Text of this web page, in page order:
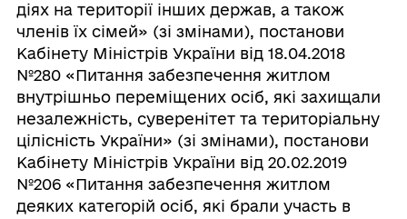
діях на території інших держав, а також
членів їх сімей» (зі змінами), постанови
Кабінету Міністрів України від 18.04.2018
№280 «Питання забезпечення житлом
внутрішньо переміщених осіб, які захищали
незалежність, суверенітет та територіальну
цілісність України» (зі змінами), постанови
Кабінету Міністрів України від 20.02.2019
№206 «Питання забезпечення житлом
деяких категорій осіб, які брали участь в